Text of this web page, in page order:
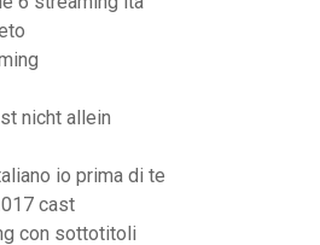
nicht allein
io prima di te
cast
con sottotitoli